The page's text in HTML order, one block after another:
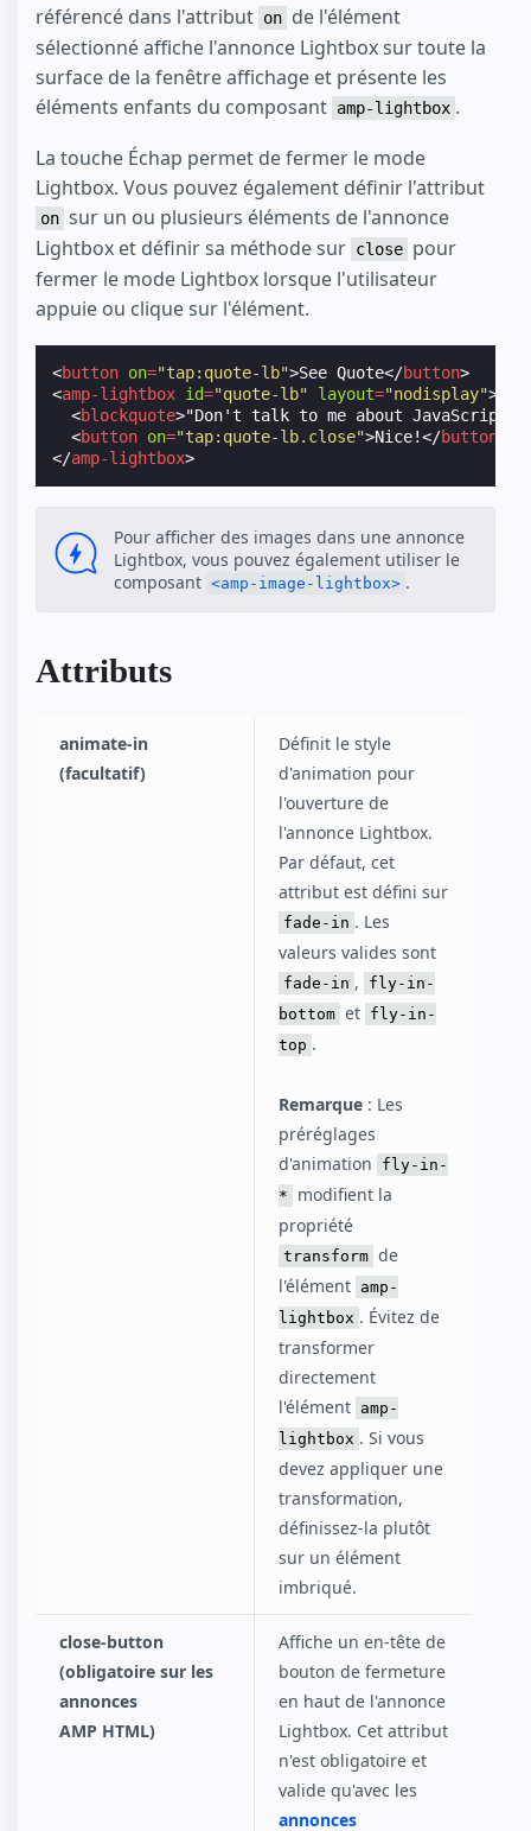
référencé dans l'attribut on de l'élément
sélectionné affiche l'annonce Lightbox sur toute la
surface de la fenêtre affichage et présente les
éléments enfants du composant amp-lightbox .
La touche Échap permet de fermer le mode
Lightbox. Vous pouvez également définir l'attribut
on sur un ou plusieurs éléments de l'annonce
Lightbox et définir sa méthode sur close pour
fermer le mode Lightbox lorsque l'utilisateur
appuie ou clique sur l'élément.
<button on="tap:quote-lb">See Quote</button>
<amp-lightbox id="quote-lb" layout="nodisplay">
<blockquote>"Don't talk to me about JavaScript
<button on="tap:quote-lb.close">Nice!</button
</amp-lightbox>
Pour afficher des images dans une annonce
Lightbox, vous pouvez également utiliser le
composant <amp-image-lightbox> .
Attributs
animate-in
(facultatif)
Définit le style
d'animation pour
l'ouverture de
l'annonce Lightbox.
Par défaut, cet
attribut est défini sur
fade-in . Les
valeurs valides sont
fade-in ,
fly-in-
bottom et fly-in-
top .
Remarque : Les
préréglages
d'animation
fly-in-
*
modifient la
propriété
transform de
l'élément amp-
lightbox . Évitez de
transformer
directement
l'élément amp-
lightbox . Si vous
devez appliquer une
transformation,
définissez-la plutôt
sur un élément
imbriqué.
close-button
(obligatoire sur les
annonces
AMP HTML)
Affiche un en-tête de
bouton de fermeture
en haut de l'annonce
Lightbox. Cet attribut
n'est obligatoire et
valide qu'avec les
annonces